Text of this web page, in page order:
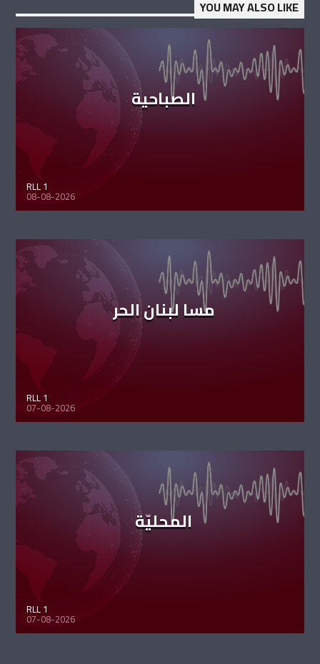
YOU MAY ALSO LIKE
الصباحية
RLL 1
08-08-2026
مسا لبنان الحر
RLL 1
07-08-2026
المحليّة
RLL 1
07-08-2026